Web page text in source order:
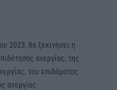
2023, θα ξεκινήσει η
ανεργίας, της
του επιδόματος
ανεργίας